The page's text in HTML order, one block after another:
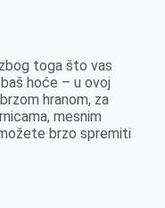
toga što vas
hoće – u ovoj
hranom, za
mesnim
brzo spremiti